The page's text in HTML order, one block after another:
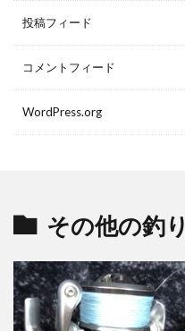
投稿フィード
コメントフィード
WordPress.org
その他の釣り